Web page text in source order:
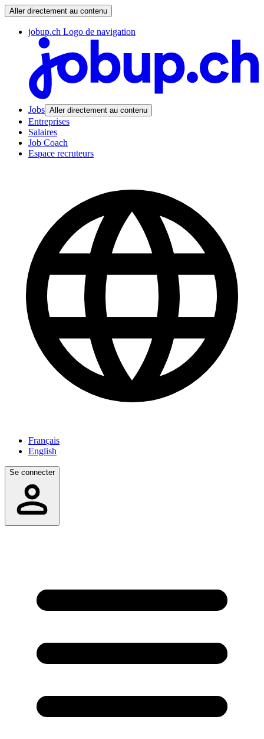
Aller directement au contenu
jobup.ch Logo de navigation
Jobs Aller directement au contenu
Entreprises
Salaires
Job Coach
Espace recruteurs
Français
English
Se connecter